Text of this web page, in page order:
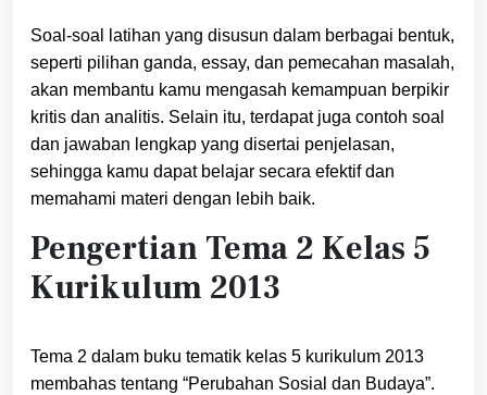
Soal-soal latihan yang disusun dalam berbagai bentuk,
seperti pilihan ganda, essay, dan pemecahan masalah,
akan membantu kamu mengasah kemampuan berpikir
kritis dan analitis. Selain itu, terdapat juga contoh soal
dan jawaban lengkap yang disertai penjelasan,
sehingga kamu dapat belajar secara efektif dan
memahami materi dengan lebih baik.
Pengertian Tema 2 Kelas 5
Kurikulum 2013
Tema 2 dalam buku tematik kelas 5 kurikulum 2013
membahas tentang “Perubahan Sosial dan Budaya”.